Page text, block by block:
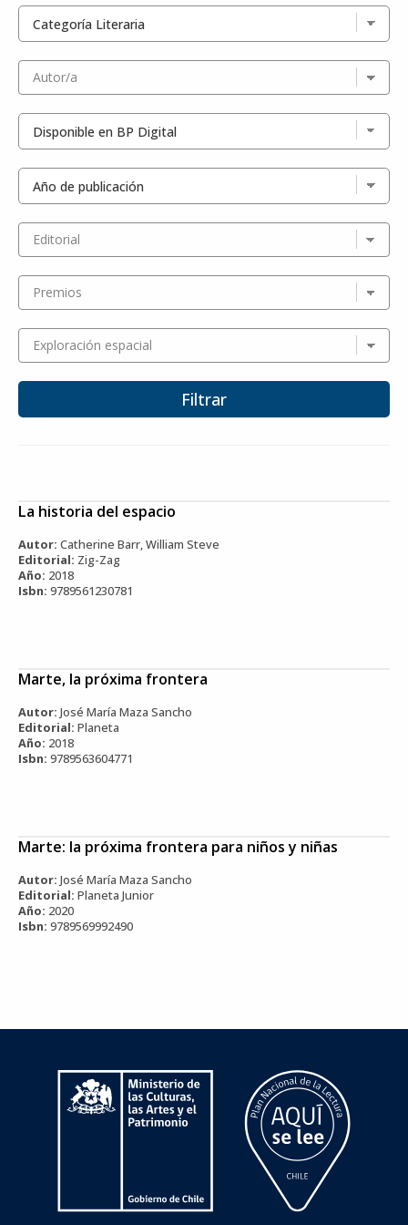
Autor/a
Editorial
Premios
Exploración espacial
La historia del espacio
Autor: Catherine Barr, William Steve
Editorial: Zig-Zag
Año: 2018
Isbn: 9789561230781
Marte, la próxima frontera
Autor: José María Maza Sancho
Editorial: Planeta
Año: 2018
Isbn: 9789563604771
Marte: la próxima frontera para niños y niñas
Autor: José María Maza Sancho
Editorial: Planeta Junior
Año: 2020
Isbn: 9789569992490